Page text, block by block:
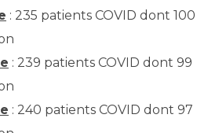
: 235 patients COVID dont 100
: 239 patients COVID dont 99
: 240 patients COVID dont 97